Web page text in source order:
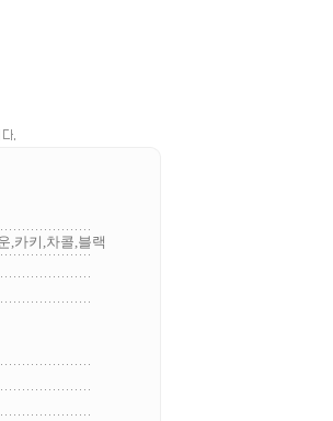
,카키,차콜,블랙